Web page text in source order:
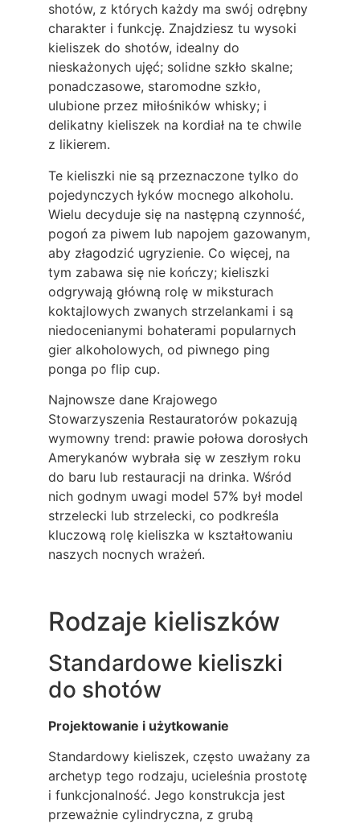
shotów, z których każdy ma swój odrębny
charakter i funkcję. Znajdziesz tu wysoki
kieliszek do shotów, idealny do
nieskażonych ujęć; solidne szkło skalne;
ponadczasowe, staromodne szkło,
ulubione przez miłośników whisky; i
delikatny kieliszek na kordiał na te chwile
z likierem.
Te kieliszki nie są przeznaczone tylko do
pojedynczych łyków mocnego alkoholu.
Wielu decyduje się na następną czynność,
pogoń za piwem lub napojem gazowanym,
aby złagodzić ugryzienie. Co więcej, na
tym zabawa się nie kończy; kieliszki
odgrywają główną rolę w miksturach
koktajlowych zwanych strzelankami i są
niedocenianymi bohaterami popularnych
gier alkoholowych, od piwnego ping
ponga po flip cup.
Najnowsze dane Krajowego
Stowarzyszenia Restauratorów pokazują
wymowny trend: prawie połowa dorosłych
Amerykanów wybrała się w zeszłym roku
do baru lub restauracji na drinka. Wśród
nich godnym uwagi model 57% był model
strzelecki lub strzelecki, co podkreśla
kluczową rolę kieliszka w kształtowaniu
naszych nocnych wrażeń.
Rodzaje kieliszków
Standardowe kieliszki
do shotów
Projektowanie i użytkowanie
Standardowy kieliszek, często uważany za
archetyp tego rodzaju, ucieleśnia prostotę
i funkcjonalność. Jego konstrukcja jest
przeważnie cylindryczna, z grubą